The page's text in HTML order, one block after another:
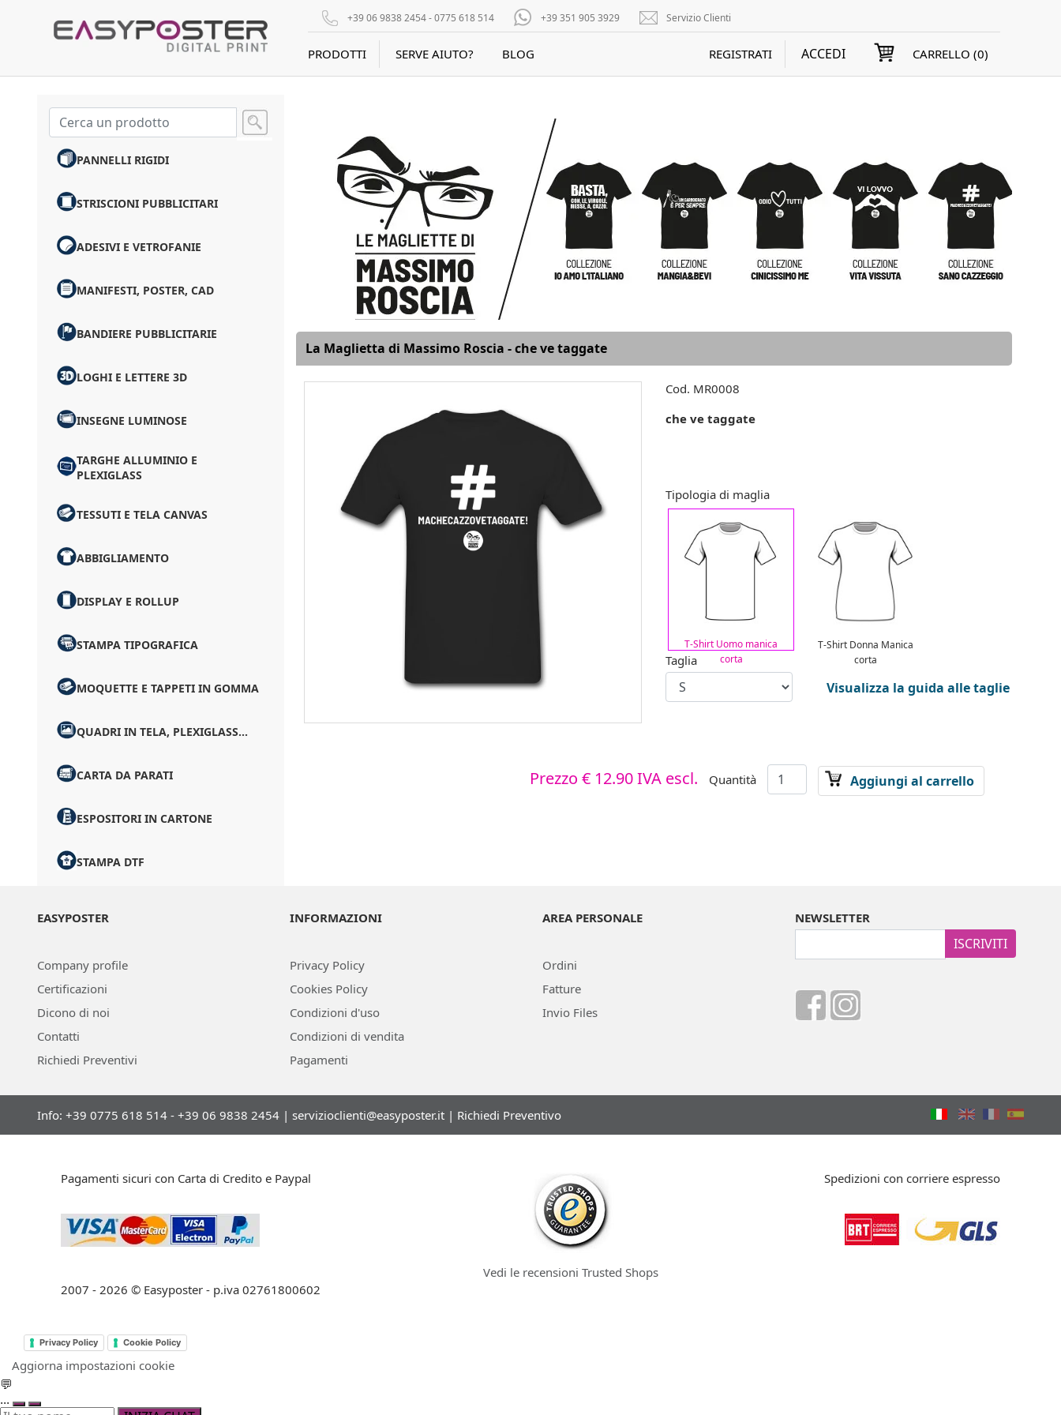
+39 06 9838 2454 - 0775 618 514 +39 351 905 3929 Servizio Clienti
PRODOTTI SERVE AIUTO? BLOG REGISTRATI ACCEDI CARRELLO (0)
PANNELLI RIGIDI
STRISCIONI PUBBLICITARI
ADESIVI E VETROFANIE
MANIFESTI, POSTER, CAD
BANDIERE PUBBLICITARIE
LOGHI E LETTERE 3D
INSEGNE LUMINOSE
TARGHE ALLUMINIO E
PLEXIGLASS
TESSUTI E TELA CANVAS
ABBIGLIAMENTO
DISPLAY E ROLLUP
STAMPA TIPOGRAFICA
MOQUETTE E TAPPETI IN GOMMA
QUADRI IN TELA, PLEXIGLASS...
CARTA DA PARATI
ESPOSITORI IN CARTONE
STAMPA DTF
La Maglietta di Massimo Roscia - che ve taggate
Cod. MR0008
che ve taggate
Tipologia di maglia
T-Shirt Uomo manica
corta
T-Shirt Donna Manica
corta
Taglia
Visualizza la guida alle taglie
Prezzo € 12.90IVA escl. Quantità Aggiungi al carrello
EASYPOSTER
Company profile
Certificazioni
Dicono di noi
Contatti
Richiedi Preventivi
INFORMAZIONI
Privacy Policy
Cookies Policy
Condizioni d'uso
Condizioni di vendita
Pagamenti
AREA PERSONALE
Ordini
Fatture
Invio Files
NEWSLETTER
ISCRIVITI
Info: +39 0775 618 514 - +39 06 9838 2454 | servizioclienti@easyposter.it | Richiedi Preventivo
Pagamenti sicuri con Carta di Credito e Paypal
2007 - 2026 © Easyposter - p.iva 02761800602
Vedi le recensioni Trusted Shops
Spedizioni con corriere espresso
Privacy Policy Cookie Policy
Aggiorna impostazioni cookie
💬
...